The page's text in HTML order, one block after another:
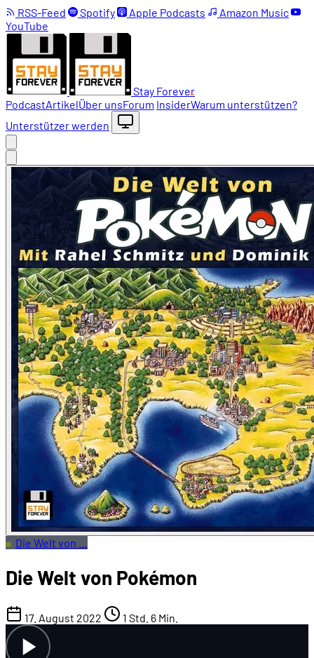
RSS-Feed Spotify Apple Podcasts
Amazon Music
YouTube
Stay Forever
PodcastArtikelÜber unsForum InsiderWarum unterstützen?
Unterstützer werden
Die Welt von …
Die Welt von Pokémon
17. August 2022 1 Std. 6 Min.